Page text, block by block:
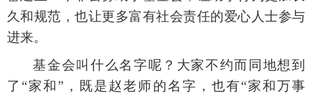
久和规范，也让更多富有社会责任的爱心人士参与
进来。
基金会叫什么名字呢？大家不约而同地想到
了 “家和”，既是赵老师的名字，也有“家和万事